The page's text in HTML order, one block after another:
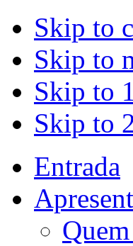
Skip to
Skip to
Skip to
Skip to
Entrada